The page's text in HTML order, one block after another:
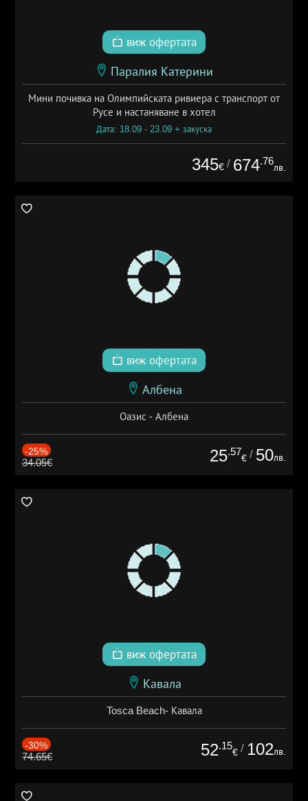
виж офертата
Паралия Катерини
Мини почивка на Олимпийската ривиера с транспорт от
Русе и настаняване в хотел
Дата: 18.09 - 23.09 + закуска
345€ / 674.76
лв.
виж офертата
Албена
Оазис - Албена
-25%
34.05€ 25.57
€ / 50лв.
виж офертата
Кавала
Tosca Beach- Кавала
-30%
74.65€ 52.15
€ / 102лв.